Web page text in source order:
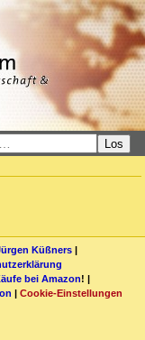
Los
Küßners |
bei Amazon! |
| Cookie-Einstellungen